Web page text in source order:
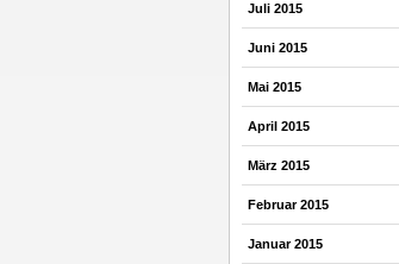
Juli 2015
Juni 2015
Mai 2015
April 2015
März 2015
Februar 2015
Januar 2015